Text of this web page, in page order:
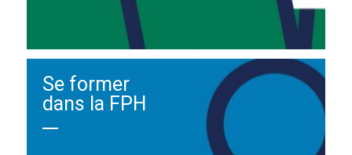
Se former
dans la FPH